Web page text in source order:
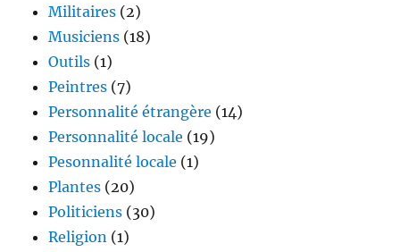
Militaires (2)
Musiciens (18)
Outils (1)
Peintres (7)
Personnalité étrangère (14)
Personnalité locale (19)
Pesonnalité locale (1)
Plantes (20)
Politiciens (30)
Religion (1)